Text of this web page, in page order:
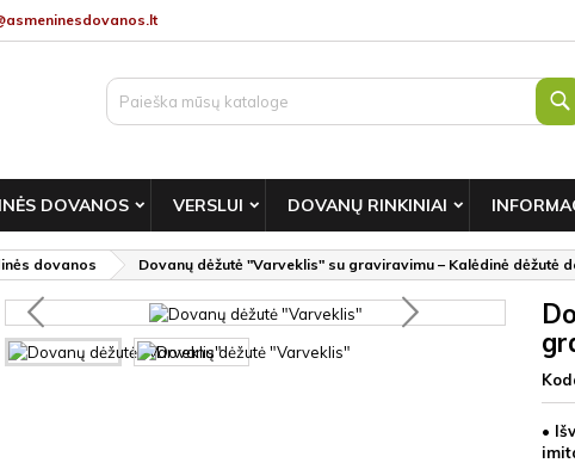
DOVANOS VERSLUI DOVANŲ RINKINIAI
dovanos Dovanų dėžutė "Varveklis" su graviravimu – Kalėdinė dėžutė
•